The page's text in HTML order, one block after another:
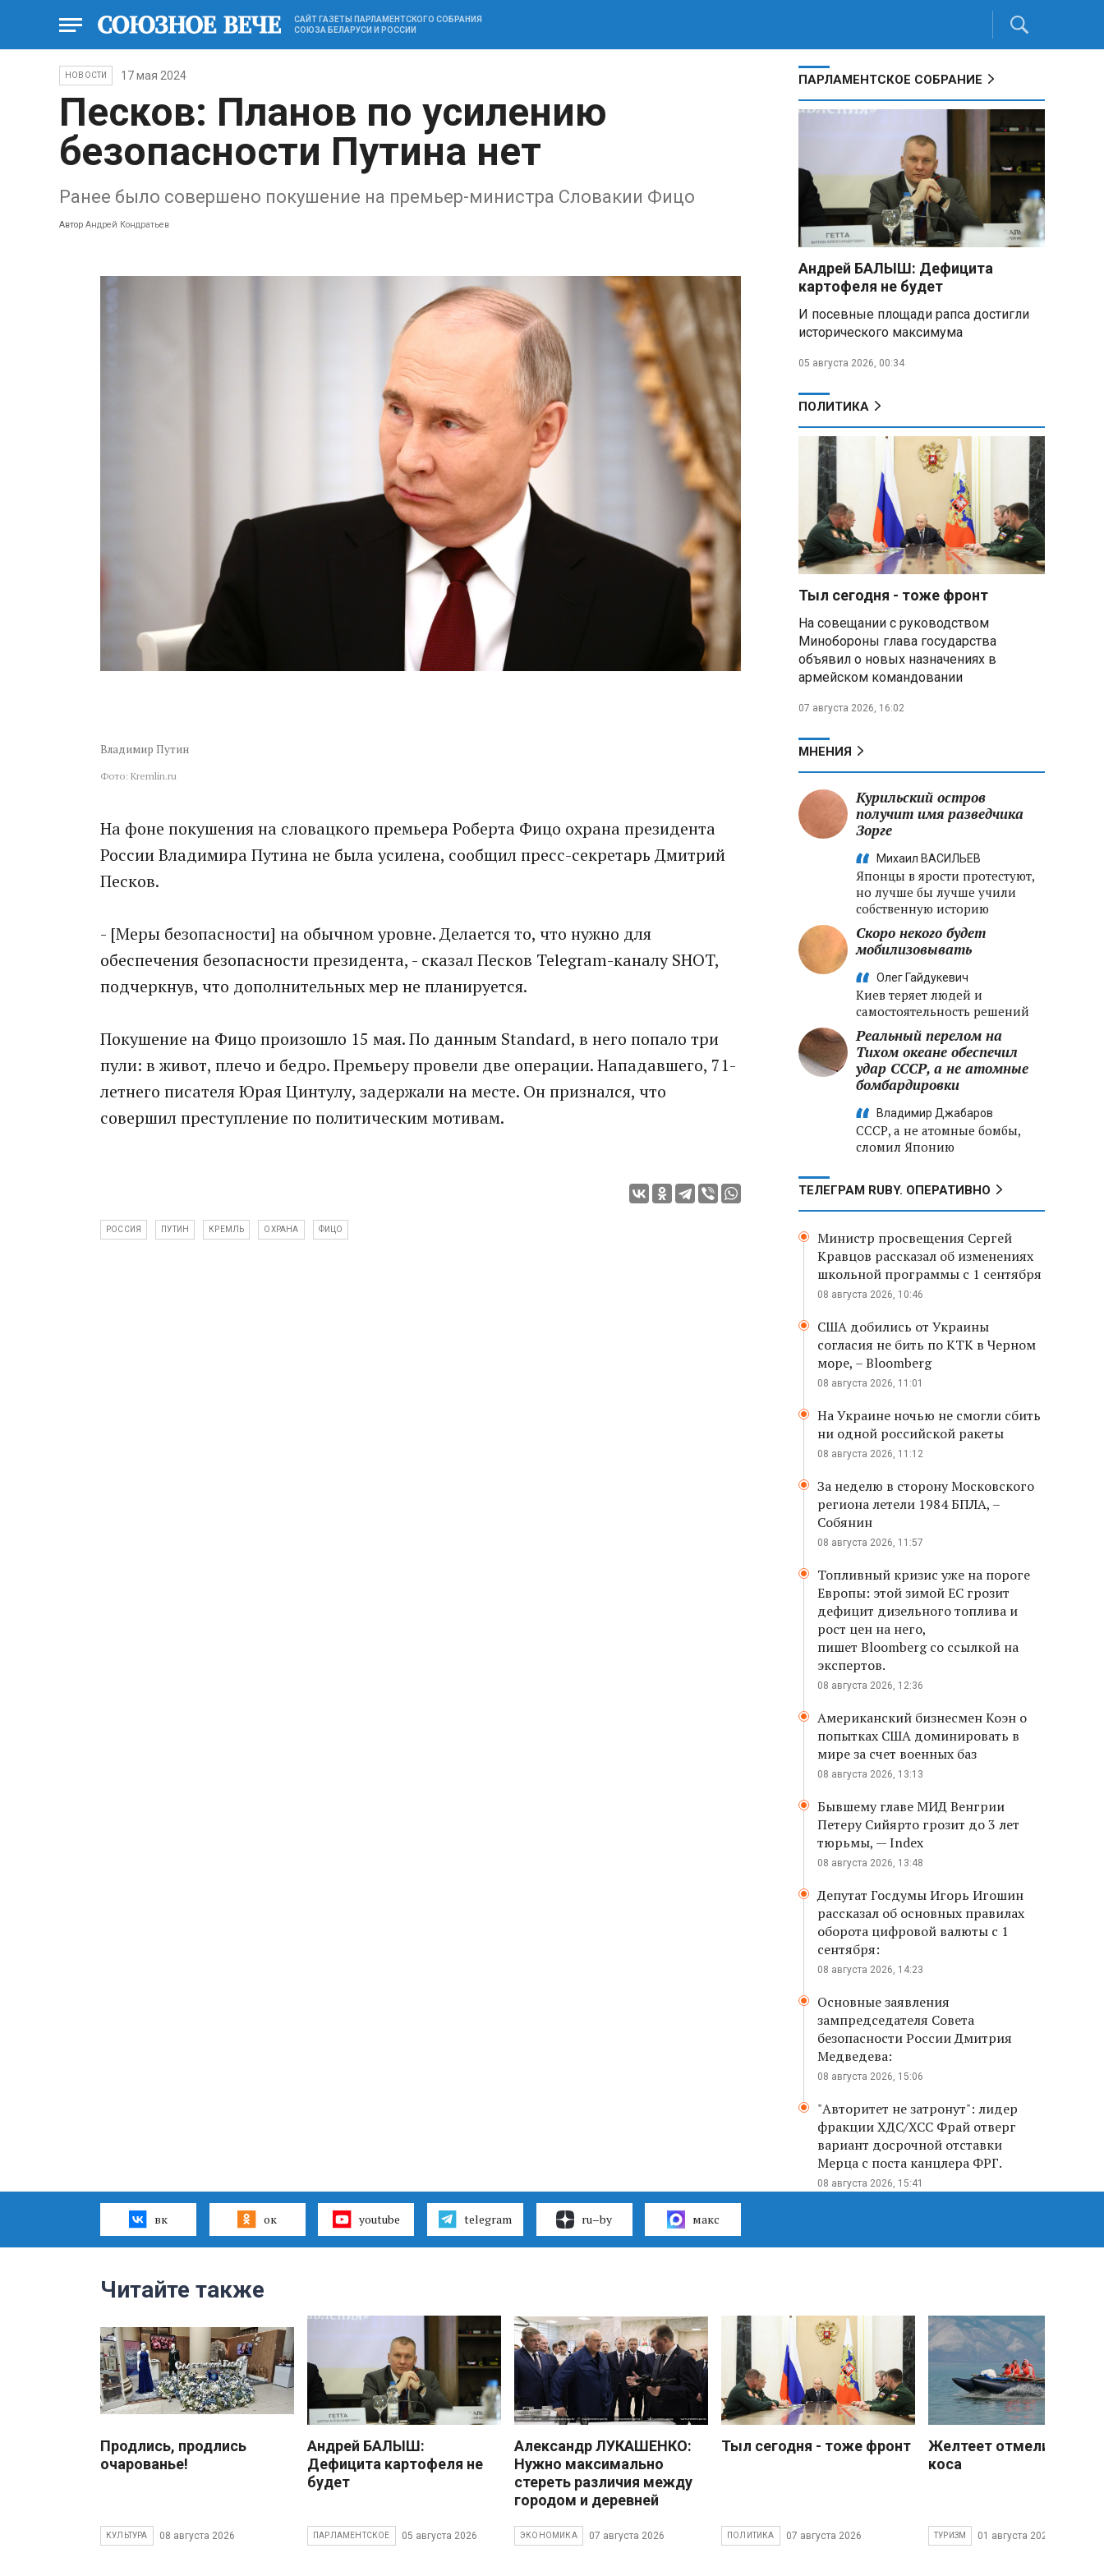
САЙТ ГАЗЕТЫ ПАРЛАМЕНТСКОГО СОБРАНИЯ
СОЮЗА БЕЛАРУСИ И РОССИИ
НОВОСТИ 17 мая 2024
Песков: Планов по усилению
безопасности Путина нет
Ранее было совершено покушение на премьер-министра Словакии Фицо
Автор Андрей Кондратьев
Владимир Путин
Фото: Kremlin.ru
На фоне покушения на словацкого премьера Роберта Фицо охрана президента
России Владимира Путина не была усилена, сообщил пресс-секретарь Дмитрий
Песков.
- [Меры безопасности] на обычном уровне. Делается то, что нужно для
обеспечения безопасности президента, - сказал Песков Telegram-каналу SHOT,
подчеркнув, что дополнительных мер не планируется.
Покушение на Фицо произошло 15 мая. По данным Standard, в него попало три
пули: в живот, плечо и бедро. Премьеру провели две операции. Нападавшего, 71-
летнего писателя Юрая Цинтулу, задержали на месте. Он признался, что
совершил преступление по политическим мотивам.
РОССИЯ ПУТИН КРЕМЛЬ ОХРАНА ФИЦО
ПАРЛАМЕНТСКОЕ СОБРАНИЕ
Андрей БАЛЫШ: Дефицита
картофеля не будет
И посевные площади рапса достигли
исторического максимума
05 августа 2026, 00:34
ПОЛИТИКА
Тыл сегодня - тоже фронт
На совещании с руководством
Минобороны глава государства
объявил о новых назначениях в
армейском командовании
07 августа 2026, 16:02
МНЕНИЯ
Курильский остров
получит имя разведчика
Зорге
Михаил ВАСИЛЬЕВ
Японцы в ярости протестуют,
но лучше бы лучше учили
собственную историю
Скоро некого будет
мобилизовывать
Олег Гайдукевич
Киев теряет людей и
самостоятельность решений
Реальный перелом на
Тихом океане обеспечил
удар СССР, а не атомные
бомбардировки
Владимир Джабаров
СССР, а не атомные бомбы,
сломил Японию
ТЕЛЕГРАМ RUBY. ОПЕРАТИВНО
Министр просвещения Сергей
Кравцов рассказал об изменениях
школьной программы с 1 сентября
08 августа 2026, 10:46
США добились от Украины
согласия не бить по КТК в Черном
море, – Bloomberg
08 августа 2026, 11:01
На Украине ночью не смогли сбить
ни одной российской ракеты
08 августа 2026, 11:12
За неделю в сторону Московского
региона летели 1984 БПЛА, –
Собянин
08 августа 2026, 11:57
Топливный кризис уже на пороге
Европы: этой зимой ЕС грозит
дефицит дизельного топлива и
рост цен на него,
пишет Bloomberg со ссылкой на
экспертов.
08 августа 2026, 12:36
Американский бизнесмен Коэн о
попытках США доминировать в
мире за счет военных баз
08 августа 2026, 13:13
Бывшему главе МИД Венгрии
Петеру Сийярто грозит до 3 лет
тюрьмы, — Index
08 августа 2026, 13:48
Депутат Госдумы Игорь Игошин
рассказал об основных правилах
оборота цифровой валюты с 1
сентября:
08 августа 2026, 14:23
Основные заявления
зампредседателя Совета
безопасности России Дмитрия
Медведева:
08 августа 2026, 15:06
"Авторитет не затронут": лидер
фракции ХДС/ХСС Фрай отверг
вариант досрочной отставки
Мерца с поста канцлера ФРГ.
08 августа 2026, 15:41
вк ок youtube telegram ru–by макс
Читайте также
Продлись, продлись
очарованье!
КУЛЬТУРА 08 августа 2026
Андрей БАЛЫШ:
Дефицита картофеля не
будет
ПАРЛАМЕНТСКОЕ 05 августа 2026
Александр ЛУКАШЕНКО:
Нужно максимально
стереть различия между
городом и деревней
ЭКОНОМИКА 07 августа 2026
Тыл сегодня - тоже фронт
ПОЛИТИКА 07 августа 2026
Желтеет отмели
коса
ТУРИЗМ 01 августа 2026